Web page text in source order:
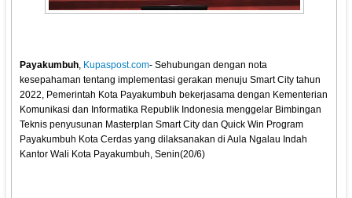
Payakumbuh, Kupaspost.com- Sehubungan dengan nota
kesepahaman tentang implementasi gerakan menuju Smart City tahun
2022, Pemerintah Kota Payakumbuh bekerjasama dengan Kementerian
Komunikasi dan Informatika Republik Indonesia menggelar Bimbingan
Teknis penyusunan Masterplan Smart City dan Quick Win Program
Payakumbuh Kota Cerdas yang dilaksanakan di Aula Ngalau Indah
Kantor Wali Kota Payakumbuh, Senin(20/6)